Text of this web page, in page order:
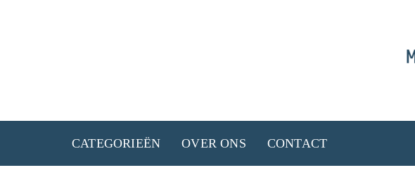
CATEGORIEËN OVER ONS CONTACT